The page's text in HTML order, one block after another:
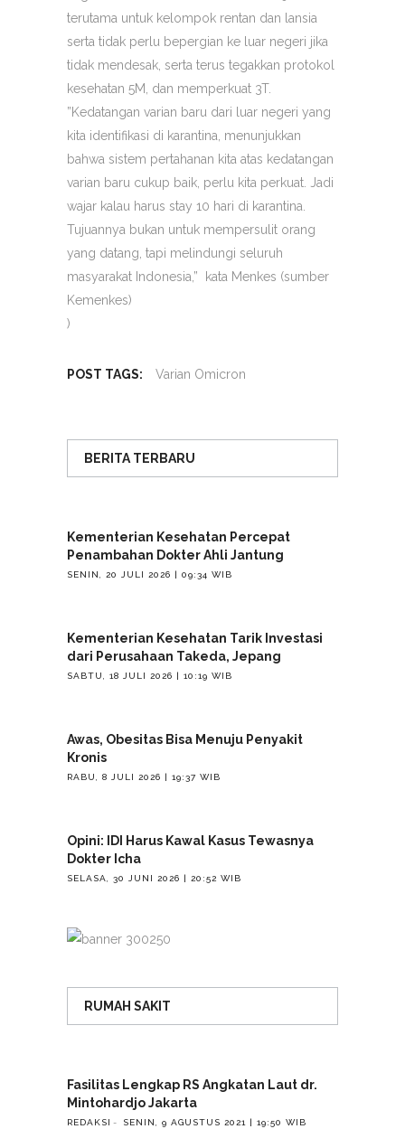
terutama untuk kelompok rentan dan lansia
serta tidak perlu bepergian ke luar negeri jika
tidak mendesak, serta terus tegakkan protokol
kesehatan 5M, dan memperkuat 3T.
”Kedatangan varian baru dari luar negeri yang
kita identifikasi di karantina, menunjukkan
bahwa sistem pertahanan kita atas kedatangan
varian baru cukup baik, perlu kita perkuat. Jadi
wajar kalau harus stay 10 hari di karantina.
Tujuannya bukan untuk mempersulit orang
yang datang, tapi melindungi seluruh
masyarakat Indonesia,” kata Menkes (sumber
Kemenkes)
)
POST TAGS: Varian Omicron
BERITA TERBARU
Kementerian Kesehatan Percepat
Penambahan Dokter Ahli Jantung
SENIN, 20 JULI 2026 | 09:34 WIB
Kementerian Kesehatan Tarik Investasi
dari Perusahaan Takeda, Jepang
SABTU, 18 JULI 2026 | 10:19 WIB
Awas, Obesitas Bisa Menuju Penyakit
Kronis
RABU, 8 JULI 2026 | 19:37 WIB
Opini: IDI Harus Kawal Kasus Tewasnya
Dokter Icha
SELASA, 30 JUNI 2026 | 20:52 WIB
RUMAH SAKIT
Fasilitas Lengkap RS Angkatan Laut dr.
Mintohardjo Jakarta
REDAKSI SENIN, 9 AGUSTUS 2021 | 19:50 WIB